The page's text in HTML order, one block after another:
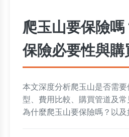
爬玉山要保險
保險必要性與購
本文深度分析爬玉山是否需
型、費用比較、購買管道及
為什麼爬玉山要保險嗎？以